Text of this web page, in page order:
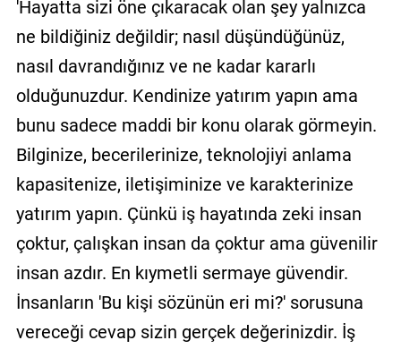
'Hayatta sizi öne çıkaracak olan şey yalnızca
ne bildiğiniz değildir; nasıl düşündüğünüz,
nasıl davrandığınız ve ne kadar kararlı
olduğunuzdur. Kendinize yatırım yapın ama
bunu sadece maddi bir konu olarak görmeyin.
Bilginize, becerilerinize, teknolojiyi anlama
kapasitenize, iletişiminize ve karakterinize
yatırım yapın. Çünkü iş hayatında zeki insan
çoktur, çalışkan insan da çoktur ama güvenilir
insan azdır. En kıymetli sermaye güvendir.
İnsanların 'Bu kişi sözünün eri mi?' sorusuna
vereceği cevap sizin gerçek değerinizdir. İş